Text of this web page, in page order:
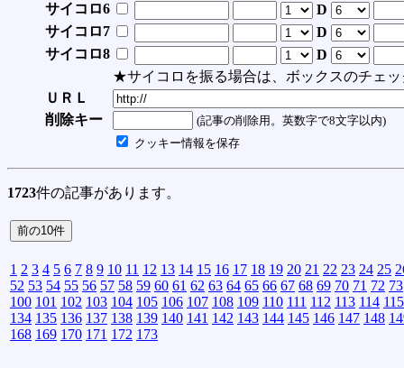
サイコロ6
D
サイコロ7
D
サイコロ8
D
★サイコロを振る場合は、ボックスのチェッ
ＵＲＬ
削除キー
(記事の削除用。英数字で8文字以内)
クッキー情報を保存
1723件の記事があります。
1 2 3 4 5 6 7 8 9 10 11 12 13 14 15 16 17 18 19 20 21 22 23 24 25
52 53 54 55 56 57 58 59 60 61 62 63 64 65 66 67 68 69 70 71 72 73
100 101 102 103 104 105 106 107 108 109 110 111 112 113 114 115
134 135 136 137 138 139 140 141 142 143 144 145 146 147 148
168 169 170 171 172 173